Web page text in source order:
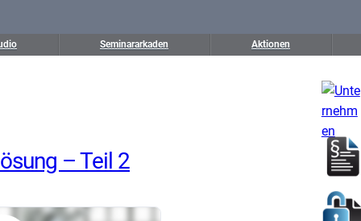
Seminararkaden Aktionen
– Teil 2